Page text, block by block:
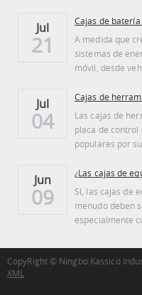
Jul
21
A medida que
sistemas de
móvil, desde
Jul
04
Las cajas de
placa de control
populares por su
Jun
09
Sí, las cajas de
menudo deben
especialmente
CopyRight © Ningbo Kassico
XML